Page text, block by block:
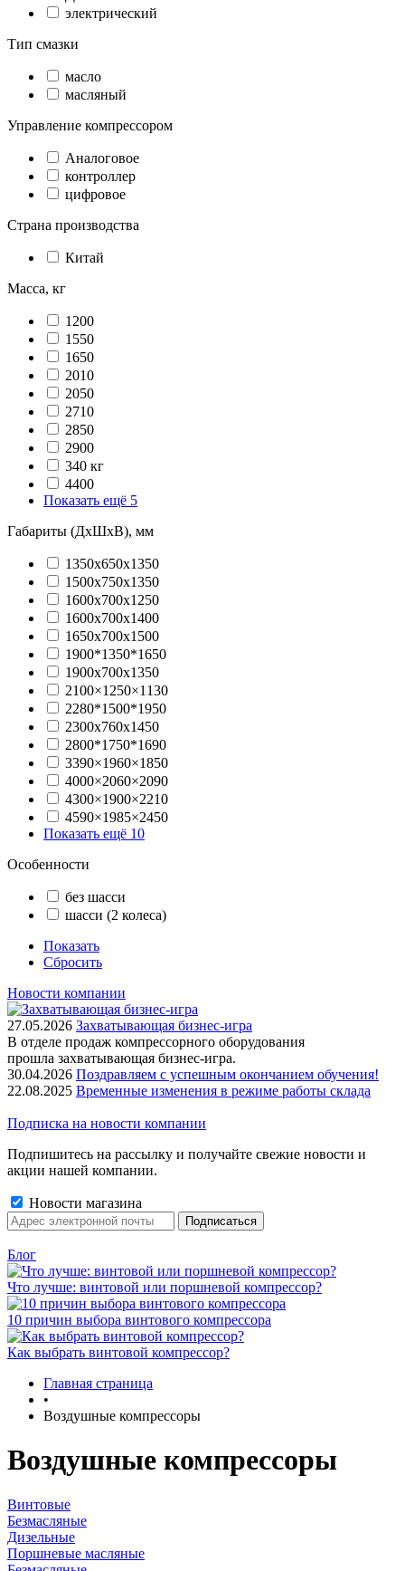
электрический
Тип смазки
масло
масляный
Управление компрессором
Аналоговое
контроллер
цифровое
Страна производства
Китай
Масса, кг
1200
1550
1650
2010
2050
2710
2850
2900
340 кг
4400
Показать ещё 5
Габариты (ДхШхВ), мм
1350х650х1350
1500х750х1350
1600х700х1250
1600х700х1400
1650х700х1500
1900*1350*1650
1900х700х1350
2100×1250×1130
2280*1500*1950
2300х760х1450
2800*1750*1690
3390×1960×1850
4000×2060×2090
4300×1900×2210
4590×1985×2450
Показать ещё 10
Особенности
без шасси
шасси (2 колеса)
Показать
Сбросить
Новости компании
27.05.2026 Захватывающая бизнес-игра
В отделе продаж компрессорного оборудования
прошла захватывающая бизнес-игра.
30.04.2026 Поздравляем с успешным окончанием обучения!
22.08.2025 Временные изменения в режиме работы склада
Подписка на новости компании
Подпишитесь на рассылку и получайте свежие новости и
акции нашей компании.
Новости магазина
Блог
Что лучше: винтовой или поршневой компрессор?
10 причин выбора винтового компрессора
Как выбрать винтовой компрессор?
Главная страница
•
Воздушные компрессоры
Воздушные компрессоры
Винтовые
Безмасляные
Дизельные
Поршневые масляные